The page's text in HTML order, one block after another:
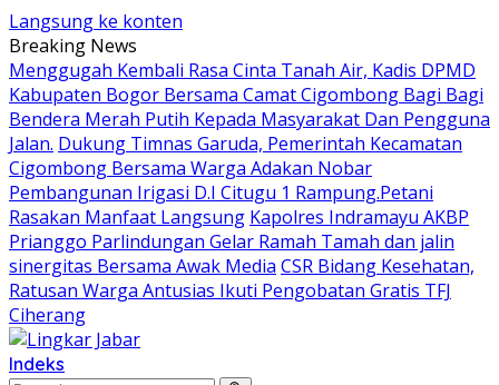
Langsung ke konten
Breaking News
Menggugah Kembali Rasa Cinta Tanah Air, Kadis DPMD
Kabupaten Bogor Bersama Camat Cigombong Bagi Bagi
Bendera Merah Putih Kepada Masyarakat Dan Pengguna
Jalan. Dukung Timnas Garuda, Pemerintah Kecamatan
Cigombong Bersama Warga Adakan Nobar
Pembangunan Irigasi D.I Citugu 1 Rampung.Petani
Rasakan Manfaat Langsung Kapolres Indramayu AKBP
Prianggo Parlindungan Gelar Ramah Tamah dan jalin
sinergitas Bersama Awak Media CSR Bidang Kesehatan,
Ratusan Warga Antusias Ikuti Pengobatan Gratis TFJ
Ciherang
Indeks